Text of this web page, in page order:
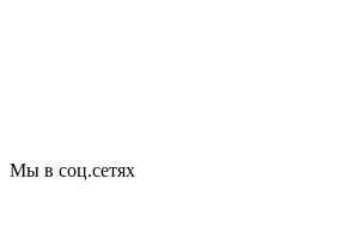
Мы в соц.сетях